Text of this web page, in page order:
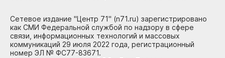
Сетевое издание "Центр 71" (n71.ru) зарегистрировано
как СМИ Федеральной службой по надзору в сфере
связи, информационных технологий и массовых
коммуникаций 29 июля 2022 года, регистрационный
номер ЭЛ № ФС77-83671.